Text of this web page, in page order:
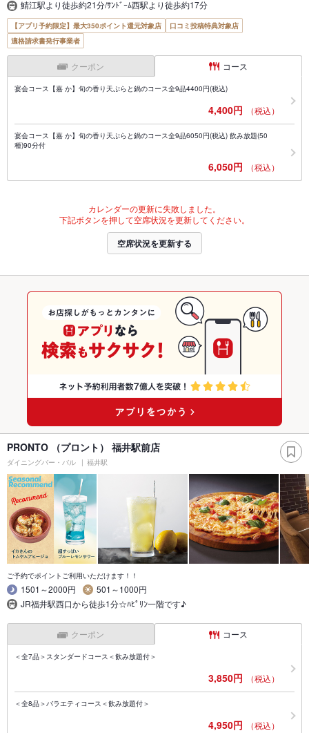
鯖江駅より徒歩約21分/ｻﾝﾄﾞｰﾑ西駅より徒歩約17分
【アプリ予約限定】最大350ポイント還元対象店
口コミ投稿特典対象店
適格請求書発行事業者
クーポン コース
宴会コース【嘉 か】旬の香り天ぷらと鍋のコース全9品4400円(税込)
4,400円 （税込）
宴会コース【嘉 か】旬の香り天ぷらと鍋のコース全9品6050円(税込) 飲み放題(50
種)90分付
6,050円 （税込）
カレンダーの更新に失敗しました。
下記ボタンを押して空席状況を更新してください。
空席状況を更新する
PRONTO （プロント） 福井駅前店
ダイニングバー・バル 福井駅
ご予約でポイントご利用いただけます！！
1501～2000円
501～1000円
JR福井駅西口から徒歩1分☆ﾊﾋﾟﾘﾝ一階です♪
クーポン コース
＜全7品＞スタンダードコース＜飲み放題付＞
3,850円 （税込）
＜全8品＞バラエティコース＜飲み放題付＞
4,950円 （税込）